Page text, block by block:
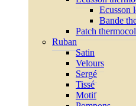
Ecusson
Bande
Patch
Ruban
Satin
Velours
Sergé
Tissé
Motif